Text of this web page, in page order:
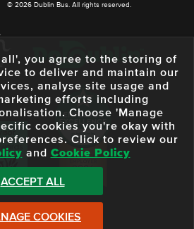
© 2026 Dublin Bus. All rights reserved.
you agree to the storing of
to deliver and maintain our
analyse site usage and
efforts including
Choose 'Manage
cookies you're okay with
Click to review our
and Cookie Policy
ACCEPT ALL
COOKIES